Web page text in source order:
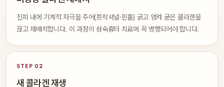
진피 내에 기계적 자극을 주어(프락셔널·핀홀) 굵고 엉켜 굳은 콜라겐을
끊고 재배치합니다. 이 과정이 성숙흉터 치료에 꼭 병행되어야 합니다.
STEP 02
새 콜라겐 재생